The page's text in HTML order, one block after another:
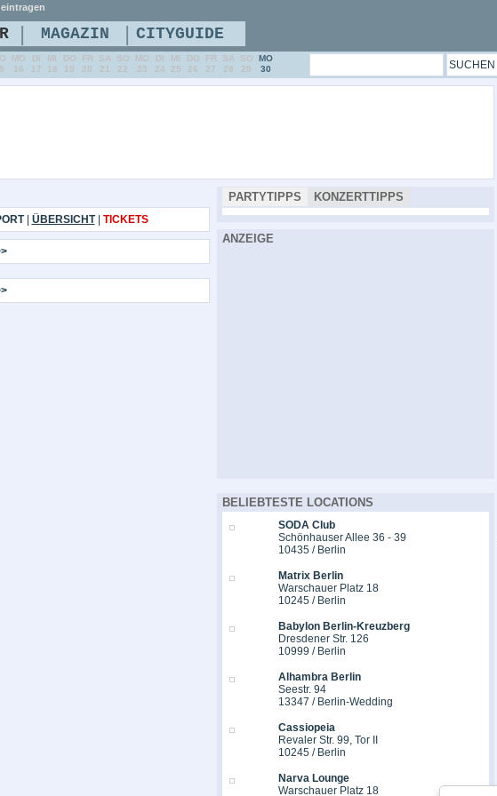
| ÜBERSICHT| TICKETS
PARTYTIPPS KONZERTTIPPS
ANZEIGE
BELIEBTESTE LOCATIONS
SODA Club
Schönhauser Allee 36 - 39
10435 / Berlin
Matrix Berlin
Warschauer Platz 18
10245 / Berlin
Babylon Berlin-Kreuzberg
Dresdener Str. 126
10999 / Berlin
Alhambra Berlin
Seestr. 94
13347 / Berlin-Wedding
Cassiopeia
Revaler Str. 99, Tor II
10245 / Berlin
Narva Lounge
Warschauer Platz 18
| MAGAZIN | CITYGUIDE
MO
16
DI
17
MI
18
DO
19
FR
20
SA
21
SO
22
MO
23
DI
24
MI
25
DO
26
FR
27
SA
28
SO
29
MO
30